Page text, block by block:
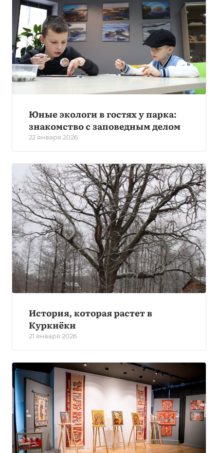
Юные экологи в гостях у парка:
знакомство с заповедным делом
22 января 2026
История, которая растет в
Куркиёки
21 января 2026